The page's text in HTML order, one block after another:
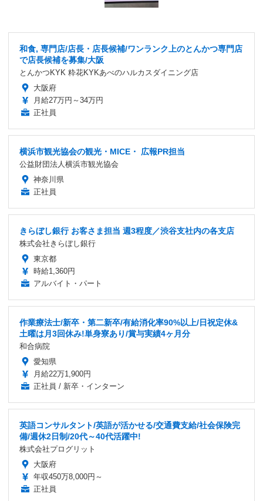
和食, 専門店/店長・店長候補/ワンランク上のとんかつ専門店
で店長候補を募集/大阪
とんかつKYK 粋花KYKあべのハルカスダイニング店
大阪府
月給27万円～34万円
正社員
横浜市観光協会の観光・MICE・ 広報PR担当
公益財団法人横浜市観光協会
神奈川県
正社員
きらぼし銀行 お客さま担当 週3程度／渋谷支社内の各支店
株式会社きらぼし銀行
東京都
時給1,360円
アルバイト・パート
作業療法士/新卒・第二新卒/有給消化率90%以上/日祝定休&
土曜は月3回休み!単身寮あり/賞与実績4ヶ月分
和合病院
愛知県
月給22万1,900円
正社員 / 新卒・インターン
英語コンサルタント/英語が活かせる/交通費支給/社会保険完
備/週休2日制/20代～40代活躍中!
株式会社プログリット
大阪府
年収450万8,000円～
正社員